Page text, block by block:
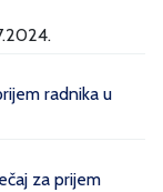
radnika u
za prijem